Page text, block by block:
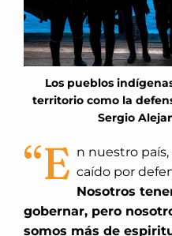
Los pueblos
territorio como la
Sergio
“E n nuestro
caído por
Nosotros
gobernar, pero
somos más de